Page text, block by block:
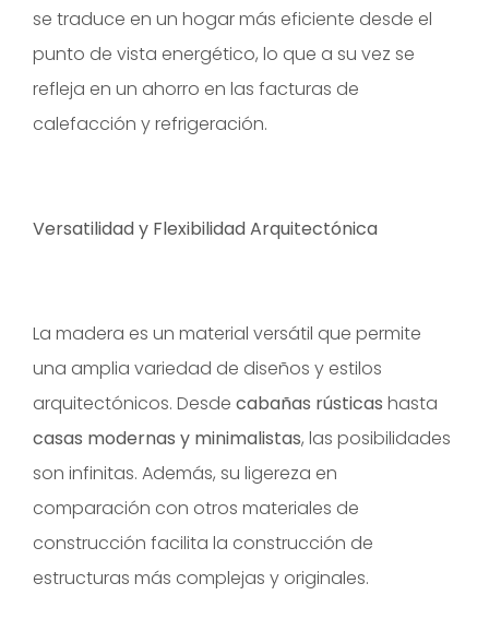
se traduce en un hogar más eficiente desde el
punto de vista energético, lo que a su vez se
refleja en un ahorro en las facturas de
calefacción y refrigeración.
Versatilidad y Flexibilidad Arquitectónica
La madera es un material versátil que permite
una amplia variedad de diseños y estilos
arquitectónicos. Desde cabañas rústicas hasta
casas modernas y minimalistas, las posibilidades
son infinitas. Además, su ligereza en
comparación con otros materiales de
construcción facilita la construcción de
estructuras más complejas y originales.